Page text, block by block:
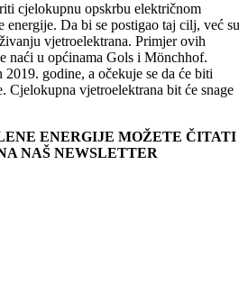
cjelokupnu opskrbu električnom
Da bi se postigao taj cilj, već
vjetroelektrana. Primjer ovih
naći u općinama Gols i Mönchhof.
godine, a očekuje se da će biti
Cjelokupna vjetroelektrana bit će snage
ENERGIJE MOŽETE ČITATI
NAŠ NEWSLETTER